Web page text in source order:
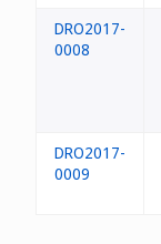
DRO2017-
0008
DRO2017-
0009